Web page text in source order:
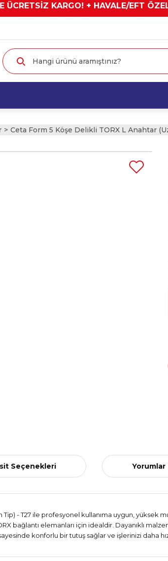
ÜCRETSİZ KARGO! + HAVALE/EFT
Ceta Form 5 Köşe Delikli TORX L Anahtar
Seçenekleri Yorumlar
- T27 ile profesyonel kullanıma uygun, yüksek
bağlantı elemanları için idealdir. Dayanıklı
konforlu bir tutuş sağlar ve işlerinizi daha